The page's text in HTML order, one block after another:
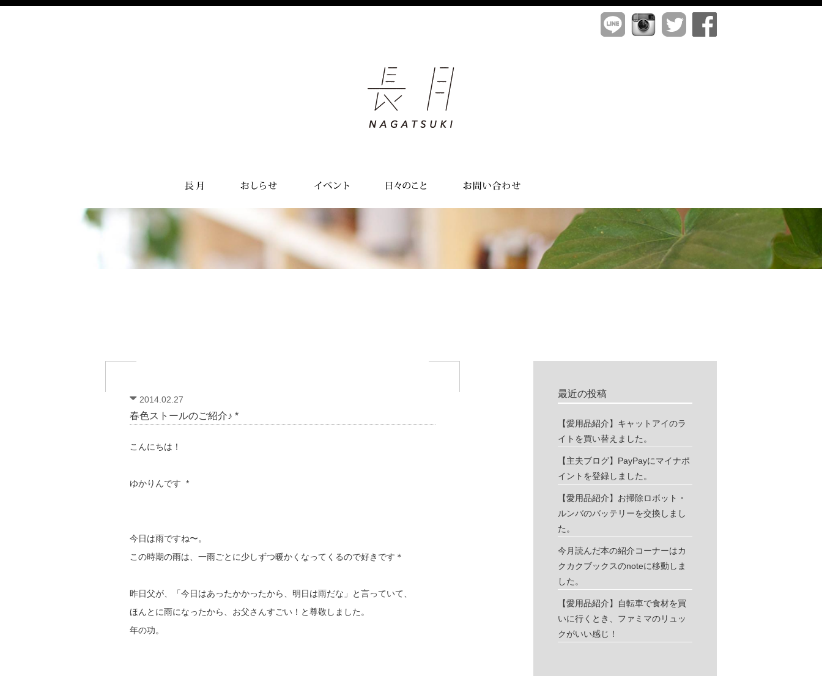
2014.02.27
春色ストールのご紹介♪ *
こんにちは！
ゆかりんです *
今日は雨ですね〜。
この時期の雨は、一雨ごとに少しずつ暖かくなってくるので好きです＊
昨日父が、「今日はあったかかったから、明日は雨だな」と言っていて、
ほんとに雨になったから、お父さんすごい！と尊敬しました。
年の功。
最近の投稿
【愛用品紹介】キャットアイのラ
イトを買い替えました。
【主夫ブログ】PayPayにマイナポ
イントを登録しました。
【愛用品紹介】お掃除ロボット・
ルンバのバッテリーを交換しまし
た。
今月読んだ本の紹介コーナーはカ
クカクブックスのnoteに移動しま
した。
【愛用品紹介】自転車で食材を買
いに行くとき、ファミマのリュッ
クがいい感じ！